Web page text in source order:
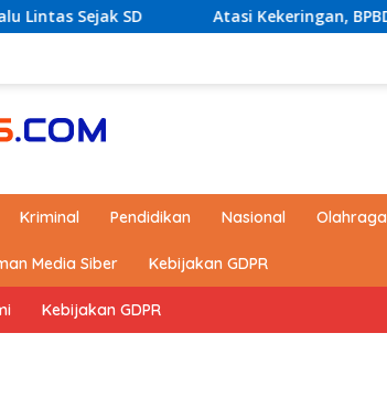
Atasi Kekeringan, BPBD Kotabaru akan
Kriminal Pendidikan Nasional Olahraga
Media Siber Kebijakan GDPR
Kebijakan GDPR